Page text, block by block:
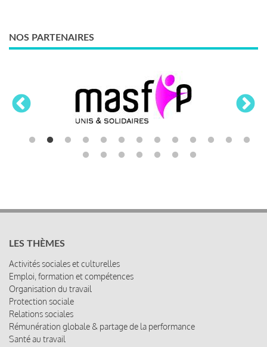
NOS PARTENAIRES
LES THÈMES
Activités sociales et culturelles
Emploi, formation et compétences
Organisation du travail
Protection sociale
Relations sociales
Rémunération globale & partage de la performance
Santé au travail